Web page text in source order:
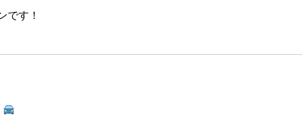
です！